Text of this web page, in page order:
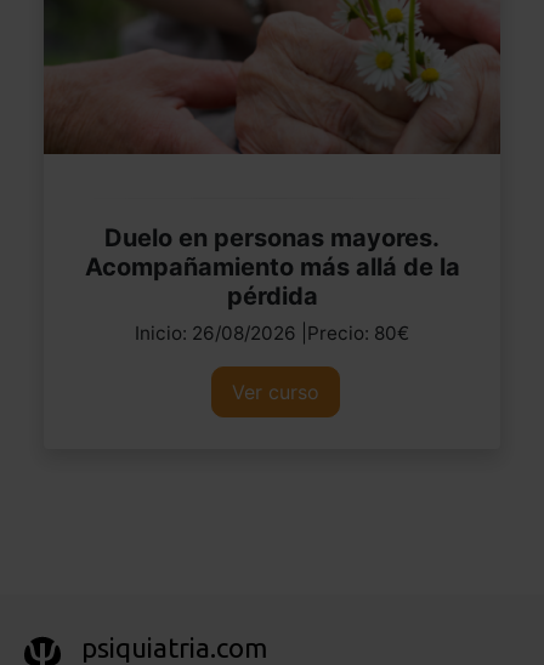
Duelo en personas mayores.
Acompañamiento más allá de la
pérdida
Inicio: 26/08/2026 |Precio: 80€
Ver curso
psiquiatria.com